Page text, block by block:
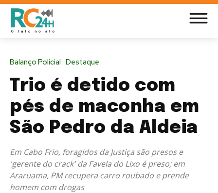
Balanço Policial Destaque
Trio é detido com
pés de maconha em
São Pedro da Aldeia
Em Cabo Frio, foragidos da Justiça são presos e
'gerente do crack' da Favela do Lixo é preso; em
Araruama, PM recupera carro roubado e prende
homem com drogas